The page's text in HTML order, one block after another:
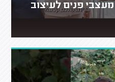
פנים לעיצוב